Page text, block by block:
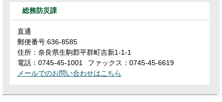
総務防災課
直通
郵便番号:636-8585
住所：奈良県生駒郡平群町吉新1-1-1
電話：0745-45-1001
ファックス：0745-45-6619
メールでのお問い合わせはこちら